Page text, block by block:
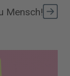
Mensch!